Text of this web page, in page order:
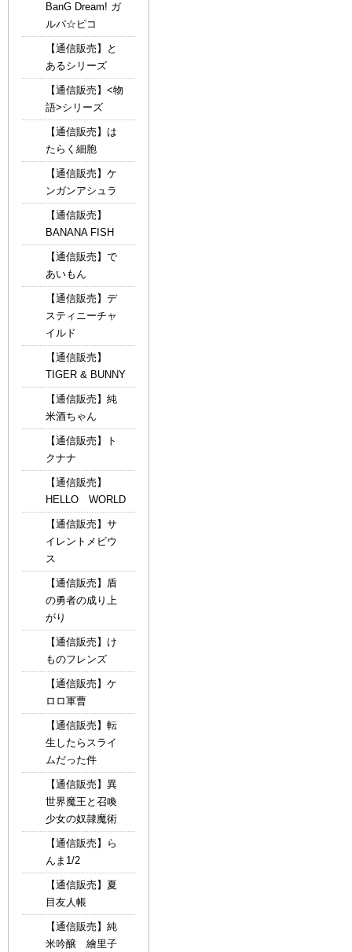
BanG Dream! ガ
ルパ☆ピコ
【通信販売】と
あるシリーズ
【通信販売】<物
語>シリーズ
【通信販売】は
たらく細胞
【通信販売】ケ
ンガンアシュラ
【通信販売】
BANANA FISH
【通信販売】で
あいもん
【通信販売】デ
スティニーチャ
イルド
【通信販売】
TIGER & BUNNY
【通信販売】純
米酒ちゃん
【通信販売】ト
クナナ
【通信販売】
HELLO WORLD
【通信販売】サ
イレントメビウ
ス
【通信販売】盾
の勇者の成り上
がり
【通信販売】け
ものフレンズ
【通信販売】ケ
ロロ軍曹
【通信販売】転
生したらスライ
ムだった件
【通信販売】異
世界魔王と召喚
少女の奴隷魔術
【通信販売】ら
んま1/2
【通信販売】夏
目友人帳
【通信販売】純
米吟醸 繪里子